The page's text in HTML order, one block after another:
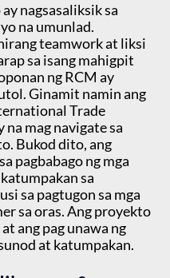
nagsasaliksik sa
na umunlad.
teamwork at liksi
sa isang mahigpit
ng RCM ay
Ginamit namin ang
Trade
mag navigate sa
Bukod dito, ang
pagbabago ng mga
sa
sa pagtugon sa mga
sa oras. Ang proyekto
ang pag unawa ng
at katumpakan.